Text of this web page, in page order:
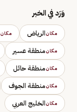
وَرَد في الخبر
مكانالرياض مكان
مكانمنطقة عسير
مكانمنطقة حائل
مكانمنطقة الجوف
مكانالخليج العربي